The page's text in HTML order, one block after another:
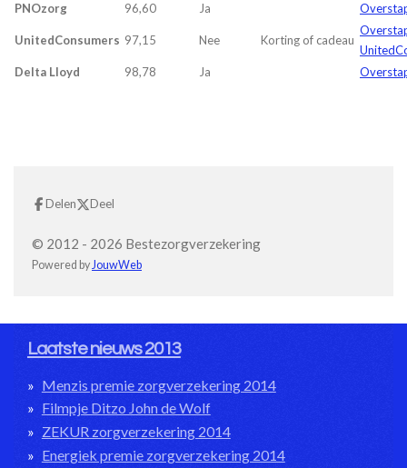
PNOzorg 96,60 Ja
UnitedConsumers 97,15 Nee Korting of cadeau
Delta Lloyd
98,78 Ja
Delen Deel
© 2012 - 2026 Bestezorgverzekering
Powered by JouwWeb
Laatste nieuws 2013
Menzis premie zorgverzekering 2014
Filmpje Ditzo John de Wolf
ZEKUR zorgverzekering 2014
Energiek premie zorgverzekering 2014